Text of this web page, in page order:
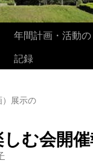
年間計画・活動の
記録
展示の
む会開